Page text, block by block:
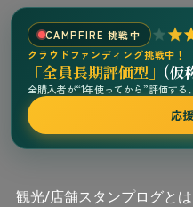
CAMPFIRE 挑戦中
クラウドファンディング挑戦中！
「全員長期評価型」 (仮
全購入者が“1年使ってから”評価する
応
観光/店舗スタンプログと